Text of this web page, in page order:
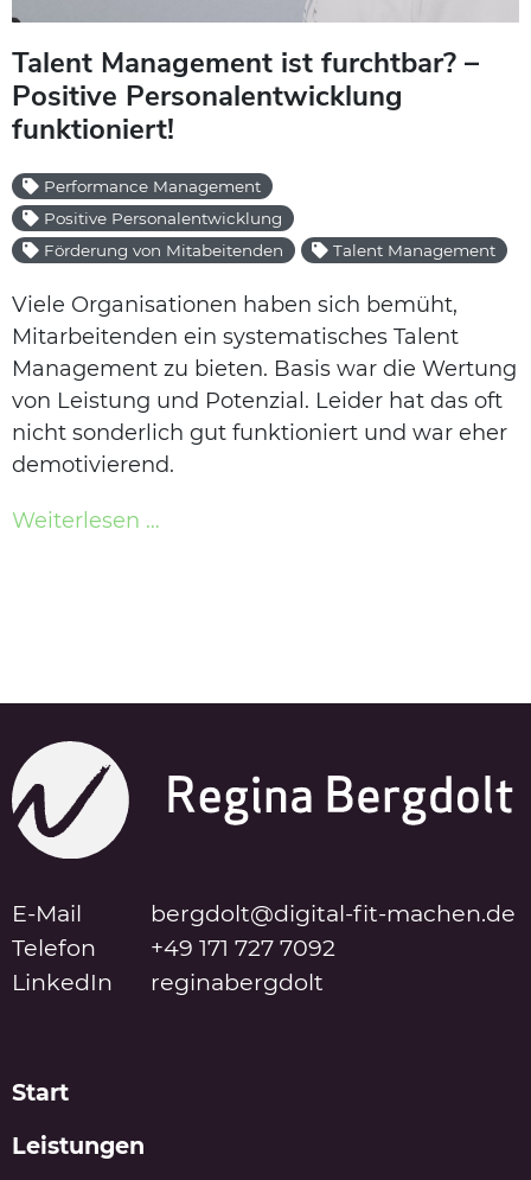
Talent Management ist furchtbar? –
Positive Personalentwicklung
funktioniert!
Performance Management
Positive Personalentwicklung
Förderung von Mitabeitenden
Talent Management
Viele Organisationen haben sich bemüht,
Mitarbeitenden ein systematisches Talent
Management zu bieten. Basis war die Wertung
von Leistung und Potenzial. Leider hat das oft
nicht sonderlich gut funktioniert und war eher
demotivierend.
Weiterlesen …
E-Mail
bergdolt@digital-fit-machen.de
Telefon
+49 171 727 7092
LinkedIn
reginabergdolt
Start
Leistungen